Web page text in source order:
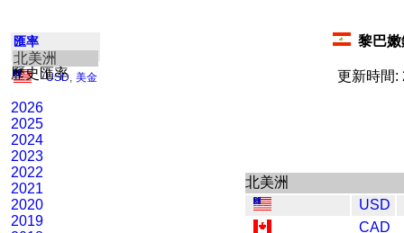
匯率
北美洲
USD 美金
歷史匯率
2026
2025
2024
2023
2022
2021
2020
2019
黎巴
更新時間:
北美洲
USD
CAD